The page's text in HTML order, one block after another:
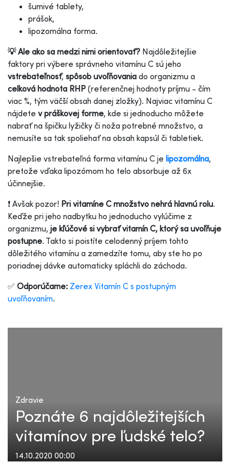
šumivé tablety,
prášok,
lipozomálna forma.
💡 Ale ako sa medzi nimi orientovať? Najdôležitejšie
faktory pri výbere správneho vitamínu C sú jeho
vstrebateľnosť, spôsob uvoľňovania do organizmu a
celková hodnota RHP (referenčnej hodnoty príjmu - čím
viac %, tým väčší obsah danej zložky). Najviac vitamínu C
nájdete v práškovej forme, kde si jednoducho môžete
nabrať na špičku lyžičky či noža potrebné množstvo, a
nemusíte sa tak spoliehať na obsah kapsúl či tabletiek.
Najlepšie vstrebateľná forma vitamínu C je lipozomálna,
pretože vďaka lipozómom ho telo absorbuje až 6x
účinnejšie.
❗ Avšak pozor! Pri vitamíne C množstvo nehrá hlavnú rolu.
Keďže pri jeho nadbytku ho jednoducho vylúčime z
organizmu, je kľúčové si vybrať vitamín C, ktorý sa uvoľňuje
postupne. Takto si poistíte celodenný príjem tohto
dôležitého vitamínu a zamedzíte tomu, aby ste ho po
poriadnej dávke automaticky spláchli do záchoda.
✅ Odporúčame: Zerex Vitamín C s postupným
uvoľňovaním.
Zdravie
Poznáte 6 najdôležitejších
vitamínov pre ľudské telo?
14.10.2020 00:00